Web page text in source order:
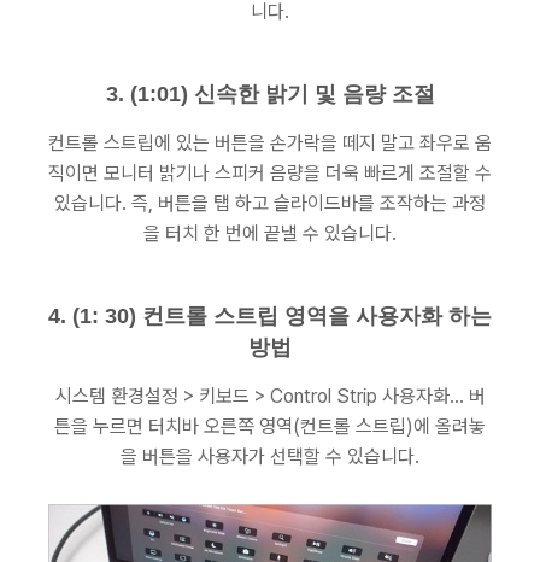
니다.
3. (1:01) 신속한 밝기 및 음량 조절
컨트롤 스트립에 있는 버튼을 손가락을 떼지 말고 좌우로 움
직이면 모니터 밝기나 스피커 음량을 더욱 빠르게 조절할 수
있습니다. 즉, 버튼을 탭 하고 슬라이드바를 조작하는 과정
을 터치 한 번에 끝낼 수 있습니다.
4. (1: 30) 컨트롤 스트립 영역을 사용자화 하는
방법
시스템 환경설정 > 키보드 > Control Strip 사용자화... 버
튼을 누르면 터치바 오른쪽 영역(컨트롤 스트립)에 올려놓
을 버튼을 사용자가 선택할 수 있습니다.